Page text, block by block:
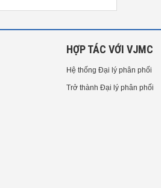
HỢP TÁC VỚI VJMC
Hệ thống Đại lý phân phối
Trở thành Đại lý phân phối